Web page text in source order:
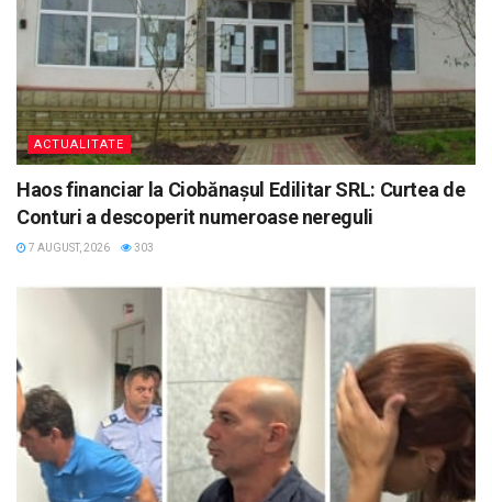
ACTUALITATE
Haos financiar la Ciobănașul Edilitar SRL: Curtea de
Conturi a descoperit numeroase nereguli
7 AUGUST, 2026 303